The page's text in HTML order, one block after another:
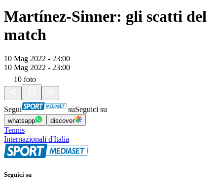
Martínez-Sinner: gli scatti del
match
10 Mag 2022 - 23:00
10 Mag 2022 - 23:00
10 foto
Segui suSeguici su
whatsapp discover
Tennis
Internazionali d'Italia
Seguici su